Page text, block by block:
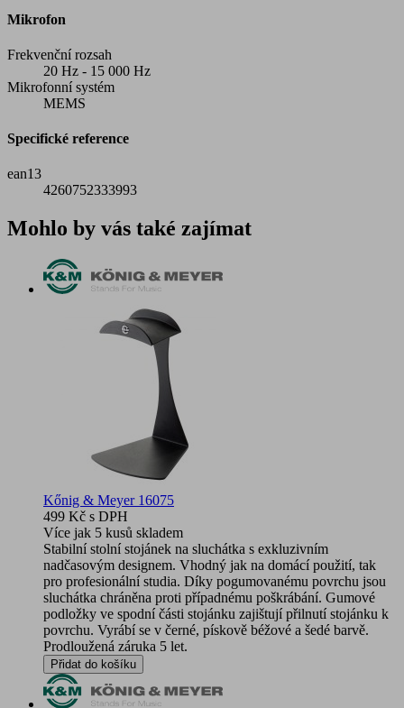
Mikrofon
Frekvenční rozsah
20 Hz - 15 000 Hz
Mikrofonní systém
MEMS
Specifické reference
ean13
4260752333993
Mohlo by vás také zajímat
Kőnig & Meyer 16075
499 Kč s DPH
Více jak 5 kusů skladem
Stabilní stolní stojánek na sluchátka s exkluzivním
nadčasovým designem. Vhodný jak na domácí použití, tak
pro profesionální studia. Díky pogumovanému povrchu jsou
sluchátka chráněna proti případnému poškrábání. Gumové
podložky ve spodní části stojánku zajištují přilnutí stojánku k
povrchu. Vyrábí se v černé, pískově béžové a šedé barvě.
Prodloužená záruka 5 let.
Přidat do košíku